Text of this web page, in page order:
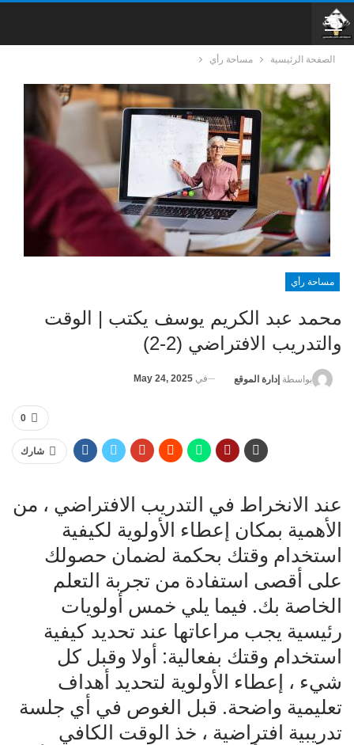
الصفحة الرئيسية مساحة رأي
مساحة رأي
محمد عبد الكريم يوسف يكتب | الوقت
والتدريب الافتراضي (2-2)
بواسطة إدارة الموقع في May 24, 2025
0
شارك
عند الانخراط في التدريب الافتراضي ، من
الأهمية بمكان إعطاء الأولوية لكيفية
استخدام وقتك بحكمة لضمان حصولك
على أقصى استفادة من تجربة التعلم
الخاصة بك. فيما يلي خمس أولويات
رئيسية يجب مراعاتها عند تحديد كيفية
استخدام وقتك بفعالية: أولا وقبل كل
شيء ، إعطاء الأولوية لتحديد أهداف
تعليمية واضحة. قبل الغوص في أي جلسة
تدريبية افتراضية ، خذ الوقت الكافي